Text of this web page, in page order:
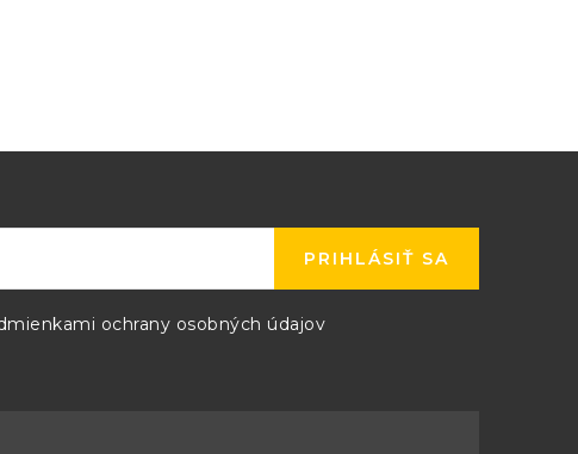
ochrany osobných údajov
PRIHLÁSIŤ SA